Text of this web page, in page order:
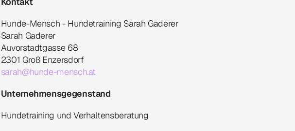
Hunde-Mensch - Hundetraining Sarah Gaderer
Sarah Gaderer
Auvorstadtgasse 68
2301 Groß Enzersdorf
sarah@hunde-mensch.at
Unternehmensgegenstand
Hundetraining und Verhaltensberatung